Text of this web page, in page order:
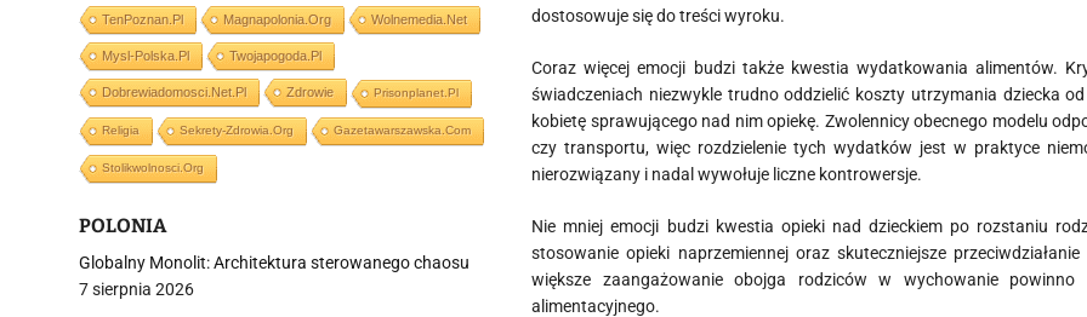
dostosowuje się do treści wyroku.
Coraz więcej emocji budzi także kwestia wydatkowania alimentów.
świadczeniach niezwykle trudno oddzielić koszty utrzymania dziecka
kobietę sprawującego nad nim opiekę. Zwolennicy obecnego modelu
czy transportu, więc rozdzielenie tych wydatków jest w praktyce
nierozwiązany i nadal wywołuje liczne kontrowersje.
Nie mniej emocji budzi kwestia opieki nad dzieckiem po rozstaniu
stosowanie opieki naprzemiennej oraz skuteczniejsze
większe zaangażowanie obojga rodziców w wychowanie
alimentacyjnego.
TenPoznan.pl Magnapolonia.org Wolnemedia.net
Mysl-Polska.pl Twojapogoda.pl
Dobrewiadomosci.net.pl Zdrowie Prisonplanet.pl
Religia Sekrety-Zdrowia.org Gazetawarszawska.com
Stolikwolnosci.org
POLONIA
Globalny Monolit: Architektura sterowanego chaosu
7 sierpnia 2026